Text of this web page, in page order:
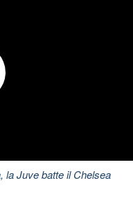
la Juve batte il Chelsea